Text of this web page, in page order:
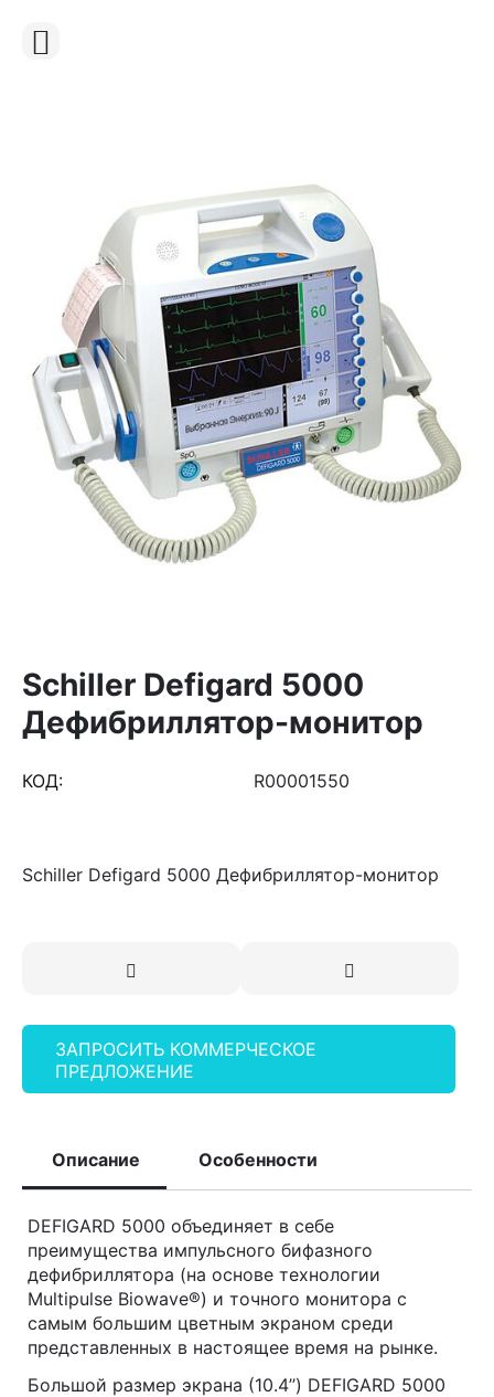
Schiller Defigard 5000
Дефибриллятор-монитор
КОД: R00001550
Schiller Defigard 5000 Дефибриллятор-монитор
ЗАПРОСИТЬ КОММЕРЧЕСКОЕ
ПРЕДЛОЖЕНИЕ
Описание Особенности
DEFIGARD 5000 объединяет в себе
преимущества импульсного бифазного
дефибриллятора (на основе технологии
Multipulse Biowave®) и точного монитора с
самым большим цветным экраном среди
представленных в настоящее время на рынке.
Большой размер экрана (10.4’’) DEFIGARD 5000